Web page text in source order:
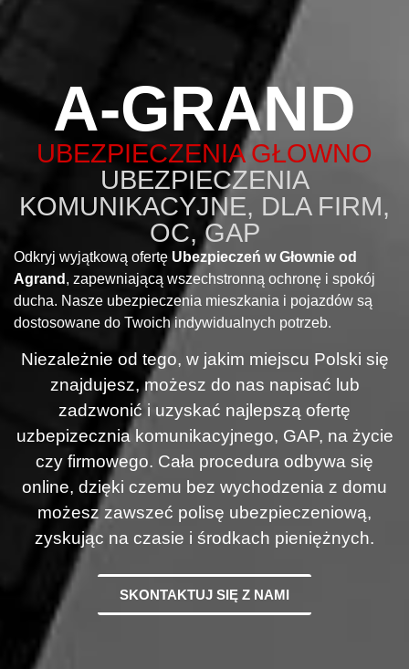
A-GRAND
UBEZPIECZENIA GŁOWNO
UBEZPIECZENIA
KOMUNIKACYJNE, DLA FIRM,
OC, GAP
Odkryj wyjątkową ofertę Ubezpieczeń w Głownie od
Agrand , zapewniającą wszechstronną ochronę i spokój
ducha. Nasze ubezpieczenia mieszkania i pojazdów są
dostosowane do Twoich indywidualnych potrzeb.
Niezależnie od tego, w jakim miejscu Polski się
znajdujesz, możesz do nas napisać lub
zadzwonić i uzyskać najlepszą ofertę
uzbepizecznia komunikacyjnego, GAP, na życie
czy firmowego. Cała procedura odbywa się
online, dzięki czemu bez wychodzenia z domu
możesz zawszeć polisę ubezpieczeniową,
zyskując na czasie i środkach pieniężnych.
SKONTAKTUJ SIĘ Z NAMI